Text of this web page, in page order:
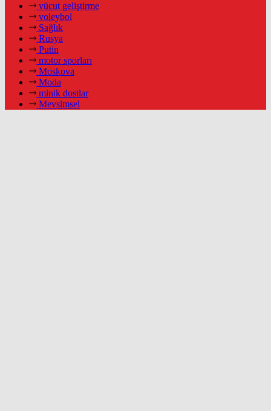
vücut geliştirme
voleybol
Sağlık
Rusya
Putin
motor sporları
Moskova
Moda
minik dostlar
Mevsimsel